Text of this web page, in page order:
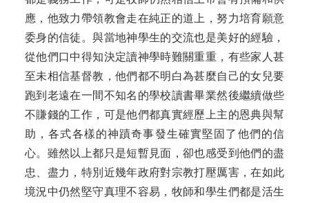
應，他致力帶領教會走在純正的道上，努力培育願意
委身的信徒。與當地神學生的交流也是美好的經驗，
從他們口中得知決定讀神學時難關重重，有些家人甚
至未相信基督教，他們都不明白為甚麼自己的女兒要
跑到老遠在一間不知名的學校讀書畢業然後繼續做些
不賺錢的工作，可是他們都真實經歷上主的恩典與幫
助，各式各樣的神蹟奇事發生確實堅固了他們的信
心。雖然以上都只是短暫見面，卻也感受到他們的盡
忠、盡力，特別近幾年政府對宗教打壓厲害，在如此
境況中仍然堅守真理不容易，牧師和學生們都是活生